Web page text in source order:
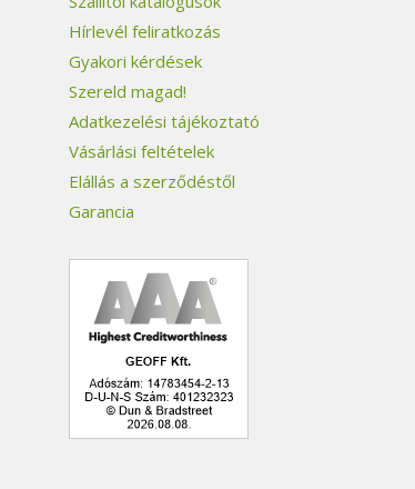
Hírlevél feliratkozás
Gyakori kérdések
Szereld magad!
Adatkezelési tájékoztató
Vásárlási feltételek
Elállás a szerződéstől
Garancia